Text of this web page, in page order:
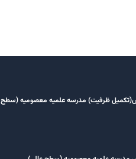
ظرفیت) مدرسه علمیه معصومیه‌ (سطح